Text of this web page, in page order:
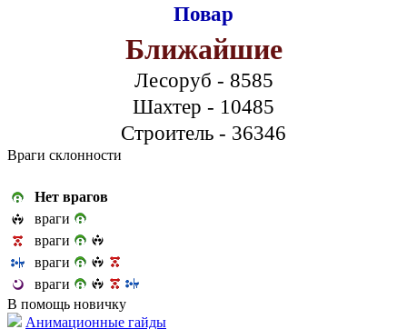
Повар
Ближайшие
Лесоруб - 8585
Шахтер - 10485
Строитель - 36346
Враги склонности
Нет врагов
враги
враги
враги
враги
В помощь новичку
Анимационные гайды